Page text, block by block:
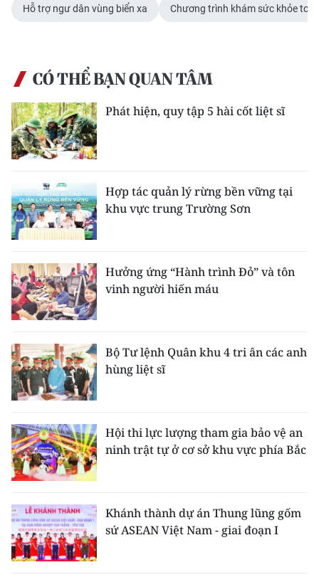
Hỗ trợ ngư dân vùng biển xa Chương trình khám sức khỏe
CÓ THỂ BẠN QUAN TÂM
Phát hiện, quy tập 5 hài cốt liệt sĩ
Hợp tác quản lý rừng bền vững tại
khu vực trung Trường Sơn
Hưởng ứng “Hành trình Đỏ” và tôn
vinh người hiến máu
Bộ Tư lệnh Quân khu 4 tri ân các anh
hùng liệt sĩ
Hội thi lực lượng tham gia bảo vệ an
ninh trật tự ở cơ sở khu vực phía Bắc
Khánh thành dự án Thung lũng gốm
sứ ASEAN Việt Nam - giai đoạn I